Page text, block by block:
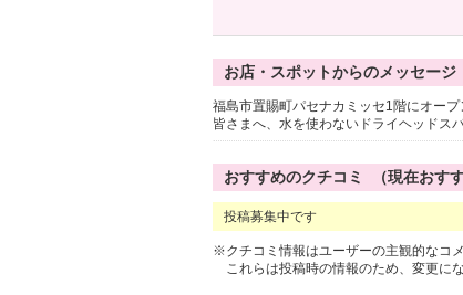
お店・スポットからのメッセージ
福島市置賜町パセナカミッセ1階にオー
皆さまへ、水を使わないドライヘッドス
おすすめのクチコミ （現在おす
投稿募集中です
※クチコミ情報はユーザーの主観的なコメ
これらは投稿時の情報のため、変更に